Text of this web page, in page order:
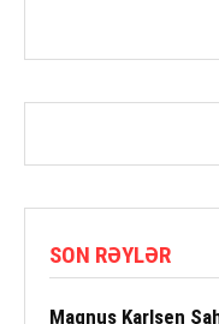
SON RƏYLƏR
Maqnus Karlsen